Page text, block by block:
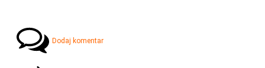
Dodaj komentar